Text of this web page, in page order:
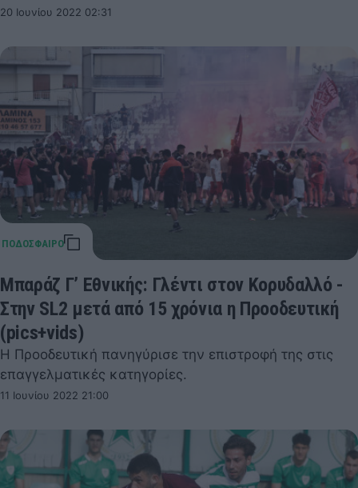
20 Ιουνίου 2022 02:31
Μπαράζ Γ’ Εθνικής: Γλέντι στον Κορυδαλλό -
Στην SL2 μετά από 15 χρόνια η Προοδευτική
(pics+vids)
Η Προοδευτική πανηγύρισε την επιστροφή της στις
επαγγελματικές κατηγορίες.
11 Ιουνίου 2022 21:00